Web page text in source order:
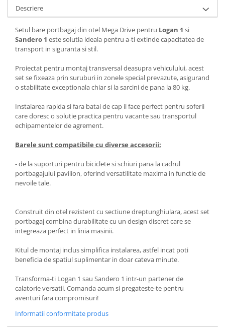
Descriere
Setul bare portbagaj din otel Mega Drive pentru Logan 1 si
Sandero 1 este solutia ideala pentru a-ti extinde capacitatea de
transport in siguranta si stil.
Proiectat pentru montaj transversal deasupra vehiculului, acest
set se fixeaza prin suruburi in zonele special prevazute, asigurand
o stabilitate exceptionala chiar si la sarcini de pana la 80 kg.
Instalarea rapida si fara batai de cap il face perfect pentru soferii
care doresc o solutie practica pentru vacante sau transportul
echipamentelor de agrement.
Barele sunt compatibile cu diverse accesorii:
- de la suporturi pentru biciclete si schiuri pana la cadrul
portbagajului pavilion, oferind versatilitate maxima in functie de
nevoile tale.
Construit din otel rezistent cu sectiune dreptunghiulara, acest set
portbagaj combina durabilitate cu un design discret care se
integreaza perfect in linia masinii.
Kitul de montaj inclus simplifica instalarea, astfel incat poti
beneficia de spatiul suplimentar in doar cateva minute.
Transforma-ti Logan 1 sau Sandero 1 intr-un partener de
calatorie versatil. Comanda acum si pregateste-te pentru
aventuri fara compromisuri!
Informatii conformitate produs